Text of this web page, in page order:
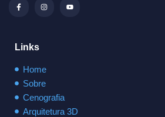
Links
Home
Sobre
Cenografia
Arquitetura 3D